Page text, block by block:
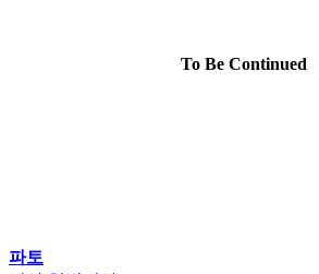
To Be Continued
파토